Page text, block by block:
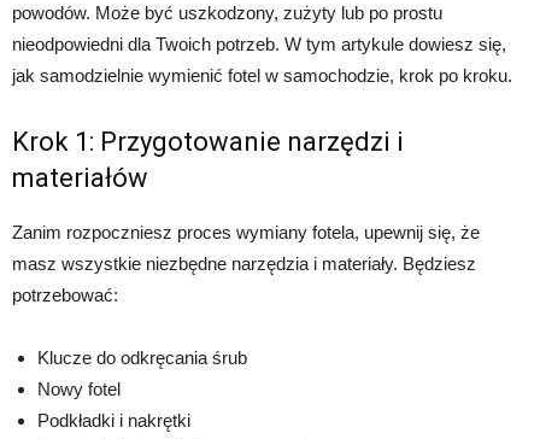
powodów. Może być uszkodzony, zużyty lub po prostu
nieodpowiedni dla Twoich potrzeb. W tym artykule dowiesz się,
jak samodzielnie wymienić fotel w samochodzie, krok po kroku.
Krok 1: Przygotowanie narzędzi i
materiałów
Zanim rozpoczniesz proces wymiany fotela, upewnij się, że
masz wszystkie niezbędne narzędzia i materiały. Będziesz
potrzebować:
Klucze do odkręcania śrub
Nowy fotel
Podkładki i nakrętki